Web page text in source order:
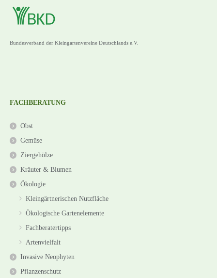
Bundesverband der Kleingartenvereine Deutschlands e.V.
FACHBERATUNG
Obst
Gemüse
Ziergehölze
Kräuter & Blumen
Ökologie
Kleingärtnerischen Nutzfläche
Ökologische Gartenelemente
Fachberatertipps
Artenvielfalt
Invasive Neophyten
Pflanzenschutz